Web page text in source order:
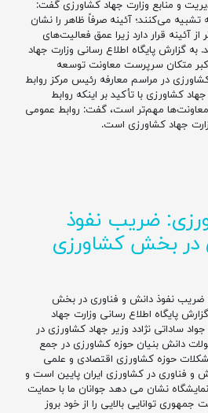
و منابع وزارت جهاد کشاورزی گفت:
تشبیه می‌کنند؛ آئینه صرفاً ظاهر را نشان
آئینه قرار دارد زیرا عمق فعالیت‌های
به گزارش پایگاه اطلاع رسانی وزارت جهاد
متکان سرپرست معاونت توسعه
در مراسم معارفه رئیس مرکز روابط
کشاورزی با تأکید بر اینکه روابط
معاونت‌ها مهم‌تر است، گفت: روابط عمومی
جهاد کشاورزی است.
ضریب نفوذ
در بخش کشاورزی
ضریب نفوذ دانش و فناوری در بخش
پایگاه اطلاع رسانی وزارت جهاد
ساداتی نژادد وزیر جهاد کشاورزی در
دانش بنیان حوزه کشاورزی در جمع
مشکلات حوزه کشاورزی اقتصادی و علمی
فناوری در کشاورزی ایران پایین است و
نمایشگاه نشان می دهد جوانان ما با حمایت
توانایی بالایی را از خود بروز